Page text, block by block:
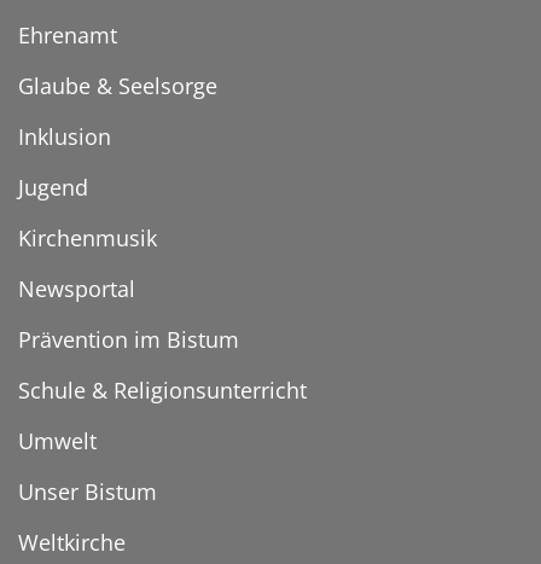
Ehrenamt
Glaube & Seelsorge
Inklusion
Jugend
Kirchenmusik
Newsportal
Prävention im Bistum
Schule & Religionsunterricht
Umwelt
Unser Bistum
Weltkirche